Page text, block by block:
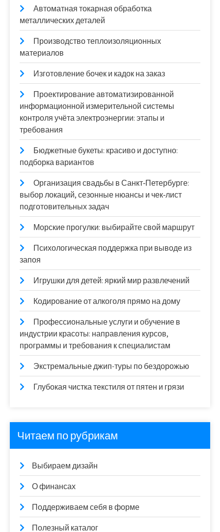
Автоматная токарная обработка
металлических деталей
Производство теплоизоляционных
материалов
Изготовление бочек и кадок на заказ
Проектирование автоматизированной
информационной измерительной системы
контроля учёта электроэнергии: этапы и
требования
Бюджетные букеты: красиво и доступно:
подборка вариантов
Организация свадьбы в Санкт‑Петербурге:
выбор локаций, сезонные нюансы и чек‑лист
подготовительных задач
Морские прогулки: выбирайте свой маршрут
Психологическая поддержка при выводе из
запоя
Игрушки для детей: яркий мир развлечений
Кодирование от алкоголя прямо на дому
Профессиональные услуги и обучение в
индустрии красоты: направления курсов,
программы и требования к специалистам
Экстремальные джип-туры по бездорожью
Глубокая чистка текстиля от пятен и грязи
Читаем по рубрикам
Выбираем дизайн
О финансах
Поддерживаем себя в форме
Полезный каталог